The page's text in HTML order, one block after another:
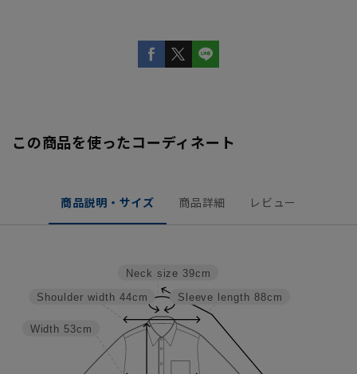
この商品を使ったコーディネート
商品説明・サイズ 商品詳細 レビュー
Sleeve length 88cm
Neck size 39cm
Width 53cm
Shoulder width 44cm